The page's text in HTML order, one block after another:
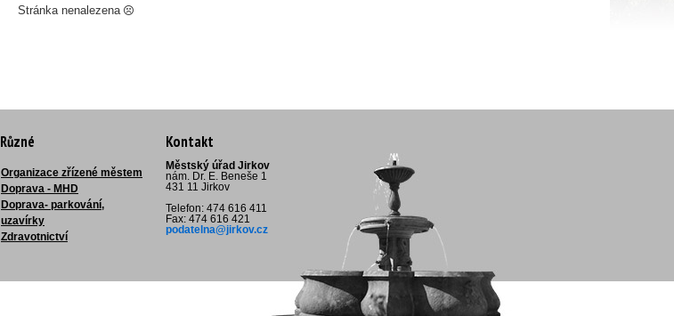
Stránka nenalezena
Různé
Organizace zřízené městem
Doprava - MHD
Doprava- parkování,
uzavírky
Zdravotnictví
Kontakt
Městský úřad Jirkov
nám. Dr. E. Beneše 1
431 11 Jirkov
Telefon: 474 616 411
Fax: 474 616 421
podatelna@jirkov.cz